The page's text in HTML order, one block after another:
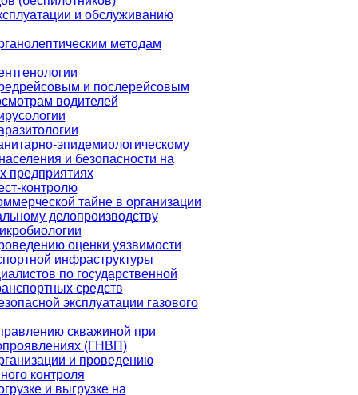
и обслуживанию
методам
и послерейсовым
водителей
эпидемиологическому
и безопасности на
контролю
тайне в организации
делопроизводству
оценки уязвимости
инфраструктуры
по государственной
средств
эксплуатации газового
скважиной при
(ГНВП)
и проведению
контроля
и выгрузке на